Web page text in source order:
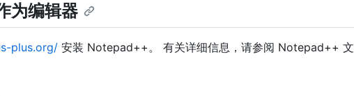
为编辑器
plus.org/ 安装 Notepad++。 有关详细信息，请参阅 Notepad++ 文